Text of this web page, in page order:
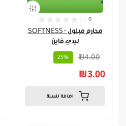
0
محارم مبلول - SOFTNESS
ليدي فاين
₪4.00
-25%
₪3.00
اضافة للسلة